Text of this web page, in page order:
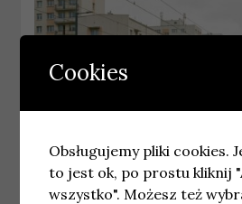
Cookies
Obsługujemy pliki cookies.
to jest ok, po prostu kliknij
wszystko". Możesz też